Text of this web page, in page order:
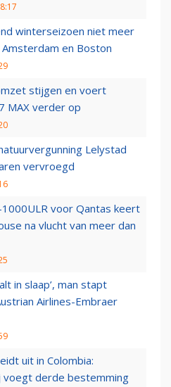
winterseizoen niet meer
en Boston
stijgen en voert
MAX verder op
Lelystad
vervroegd
voor Qantas keert
na vlucht van meer dan
in slaap’, man stapt
Airlines-Embraer
uit in Colombia:
voegt derde bestemming